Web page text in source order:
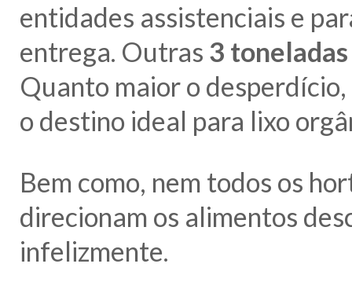
entidades assistenciais e
entrega. Outras 3
Quanto maior o
o destino ideal para lixo
Bem como, nem todos os
direcionam os alimentos
infelizmente.